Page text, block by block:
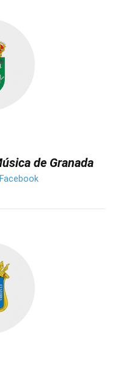
de Granada
Facebook